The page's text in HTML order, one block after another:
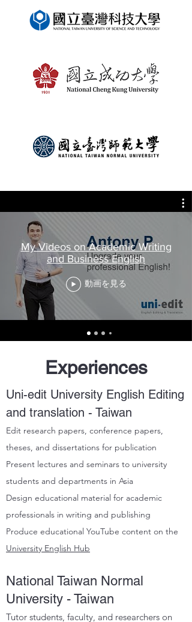
My Videos on Academic Writing
and Business English
動画を見る
Experiences
Uni-edit University English Editing
and translation - Taiwan
Edit research papers, conference papers,
theses, and dissertations for publication
Present lectures and seminars to university
students and departments in Asia
Design educational material for academic
professionals in writing and publishing
Produce educational YouTube content on the
University English Hub
National Taiwan Normal
University - Taiwan
Tutor students, faculty, and researchers on